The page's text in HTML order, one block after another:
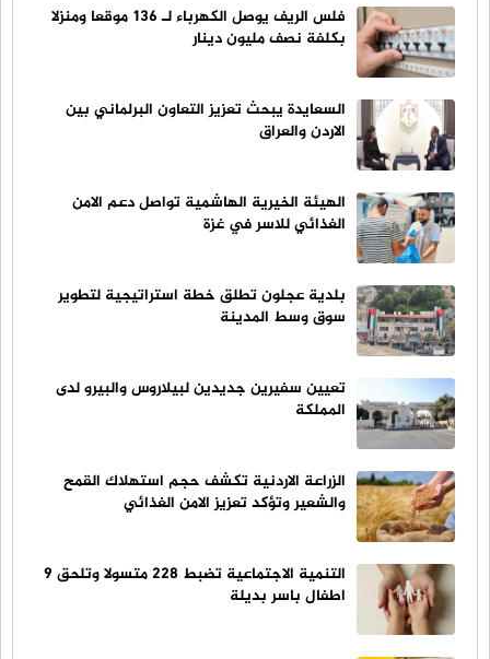
فلس الريف يوصل الكهرباء لـ 136 موقعا ومنزلا
بكلفة نصف مليون دينار
السعايدة يبحث تعزيز التعاون البرلماني بين
الاردن والعراق
الهيئة الخيرية الهاشمية تواصل دعم الامن
الغذائي للاسر في غزة
بلدية عجلون تطلق خطة استراتيجية لتطوير
سوق وسط المدينة
تعيين سفيرين جديدين لبيلاروس والبيرو لدى
المملكة
الزراعة الاردنية تكشف حجم استهلاك القمح
والشعير وتؤكد تعزيز الامن الغذائي
التنمية الاجتماعية تضبط 228 متسولا وتلحق 9
اطفال باسر بديلة